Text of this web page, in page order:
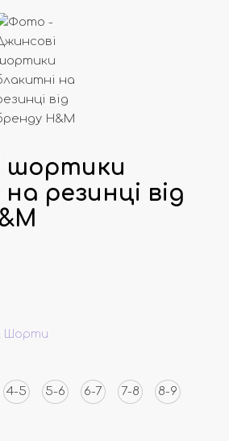
шортики
резинці від
Шорти
4-5 5-6 6-7 7-8 8-9